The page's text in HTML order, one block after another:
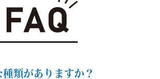
類がありますか？